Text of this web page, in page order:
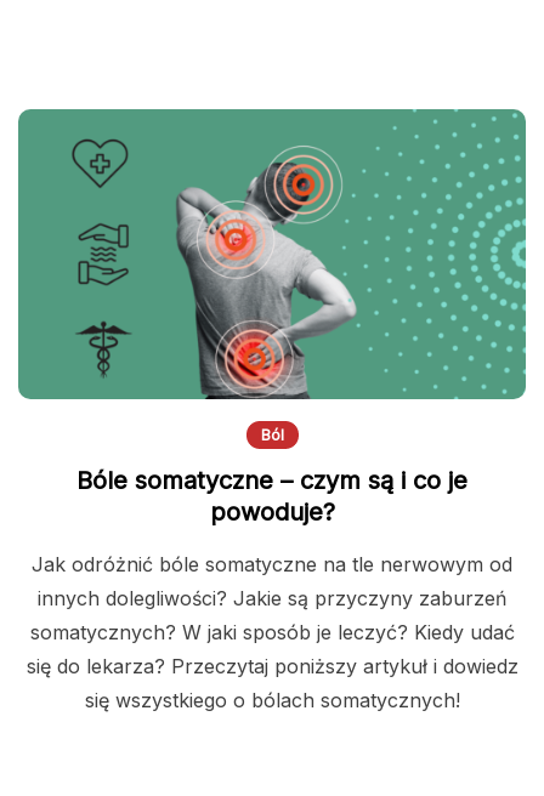
Ból
Bóle somatyczne – czym są i co je
powoduje?
Jak odróżnić bóle somatyczne na tle nerwowym od
innych dolegliwości? Jakie są przyczyny zaburzeń
somatycznych? W jaki sposób je leczyć? Kiedy udać
się do lekarza? Przeczytaj poniższy artykuł i dowiedz
się wszystkiego o bólach somatycznych!